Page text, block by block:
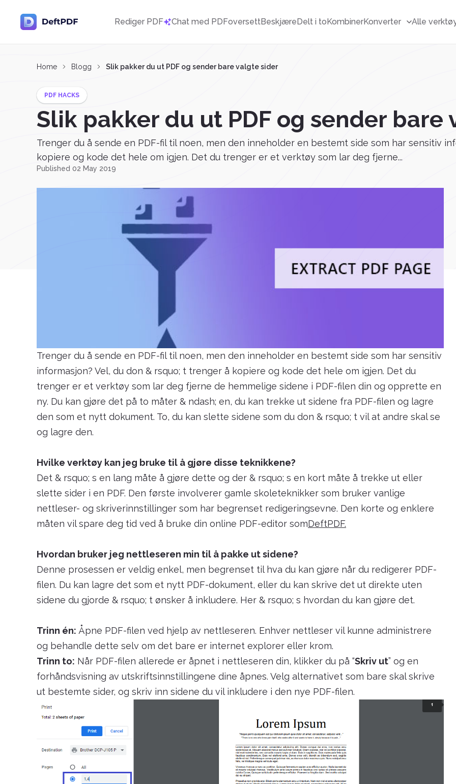
Rediger PDF Chat med PDFoversettBeskjæreDelt i toKombinerKonverter Alle
Home Blogg Slik pakker du ut PDF og sender bare valgte sider
PDF HACKS
Slik pakker du ut PDF og sender bare
Trenger du å sende en PDF-fil til noen, men den inneholder en bestemt side som har sensitiv
kopiere og kode det hele om igjen. Det du trenger er et verktøy som lar deg fjerne...
Published 02 May 2019
Trenger du å sende en PDF-fil til noen, men den inneholder en bestemt side som har sensitiv
informasjon? Vel, du don & rsquo; t trenger å kopiere og kode det hele om igjen. Det du
trenger er et verktøy som lar deg fjerne de hemmelige sidene i PDF-filen din og opprette en
ny. Du kan gjøre det på to måter & ndash; en, du kan trekke ut sidene fra PDF-filen og lagre
den som et nytt dokument. To, du kan slette sidene som du don & rsquo; t vil at andre skal se
og lagre den.
Hvilke verktøy kan jeg bruke til å gjøre disse teknikkene?
Det & rsquo; s en lang måte å gjøre dette og der & rsquo; s en kort måte å trekke ut eller
slette sider i en PDF. Den første involverer gamle skoleteknikker som bruker vanlige
nettleser- og skriverinnstillinger som har begrenset redigeringsevne. Den korte og enklere
måten vil spare deg tid ved å bruke din online PDF-editor somDeftPDF.
Hvordan bruker jeg nettleseren min til å pakke ut sidene?
Denne prosessen er veldig enkel, men begrenset til hva du kan gjøre når du redigerer PDF-
filen. Du kan lagre det som et nytt PDF-dokument, eller du kan skrive det ut direkte uten
sidene du gjorde & rsquo; t ønsker å inkludere. Her & rsquo; s hvordan du kan gjøre det.
Trinn én: Åpne PDF-filen ved hjelp av nettleseren. Enhver nettleser vil kunne administrere
og behandle dette selv om det bare er internet explorer eller krom.
Trinn to: Når PDF-filen allerede er åpnet i nettleseren din, klikker du på “Skriv ut” og en
forhåndsvisning av utskriftsinnstillingene dine åpnes. Velg alternativet som bare skal skrive
ut bestemte sider, og skriv inn sidene du vil inkludere i den nye PDF-filen.